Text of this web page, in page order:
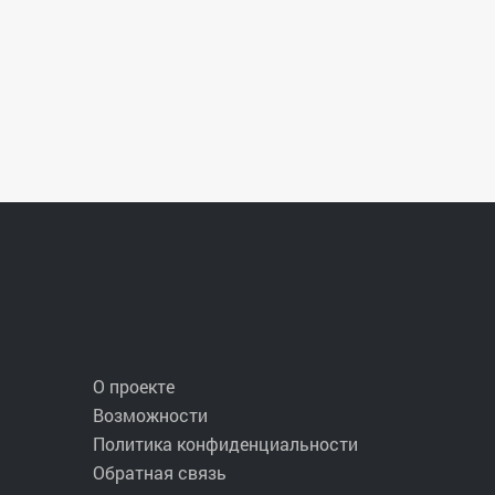
О проекте
Возможности
Политика конфиденциальности
Обратная связь